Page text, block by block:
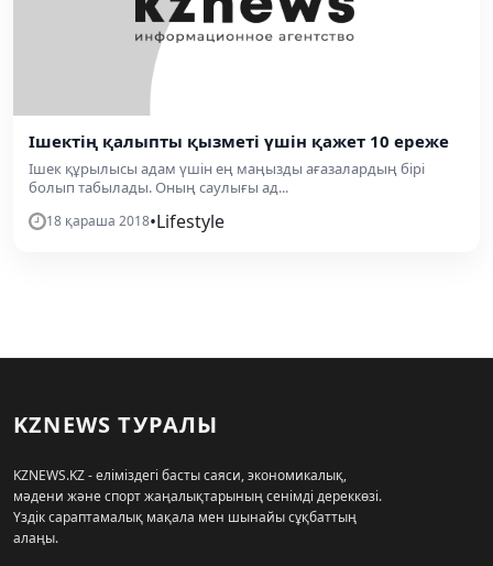
Ішектің қалыпты қызметі үшін қажет 10 ереже
Ішек құрылысы адам үшін ең маңызды ағазалардың бірі
болып табылады. Оның саулығы ад...
18 қараша 2018•Lifestyle
KZNEWS ТУРАЛЫ
KZNEWS.KZ - еліміздегі басты саяси, экономикалық,
мәдени және спорт жаңалықтарының сенімді дереккөзі.
Үздік сараптамалық мақала мен шынайы сұқбаттың
алаңы.